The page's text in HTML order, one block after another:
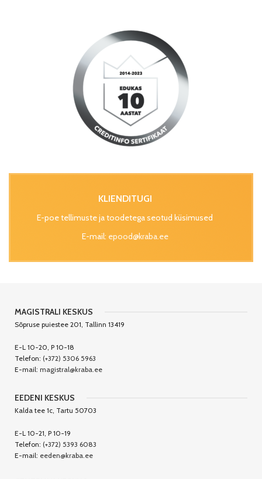
KLIENDITUGI
E-poe tellimuste ja toodetega seotud küsimused
E-mail: epood@kraba.ee
MAGISTRALI KESKUS
Sõpruse puiestee 201, Tallinn 13419
E-L 10-20, P 10-18
Telefon: (+372) 5306 5963
E-mail: magistral@kraba.ee
EEDENI KESKUS
Kalda tee 1c, Tartu 50703
E-L 10-21, P 10-19
Telefon: (+372) 5393 6083
E-mail: eeden@kraba.ee